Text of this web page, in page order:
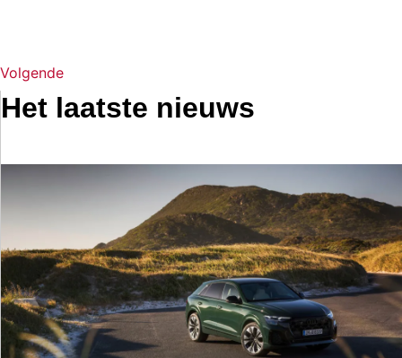
Volgende
Het laatste nieuws